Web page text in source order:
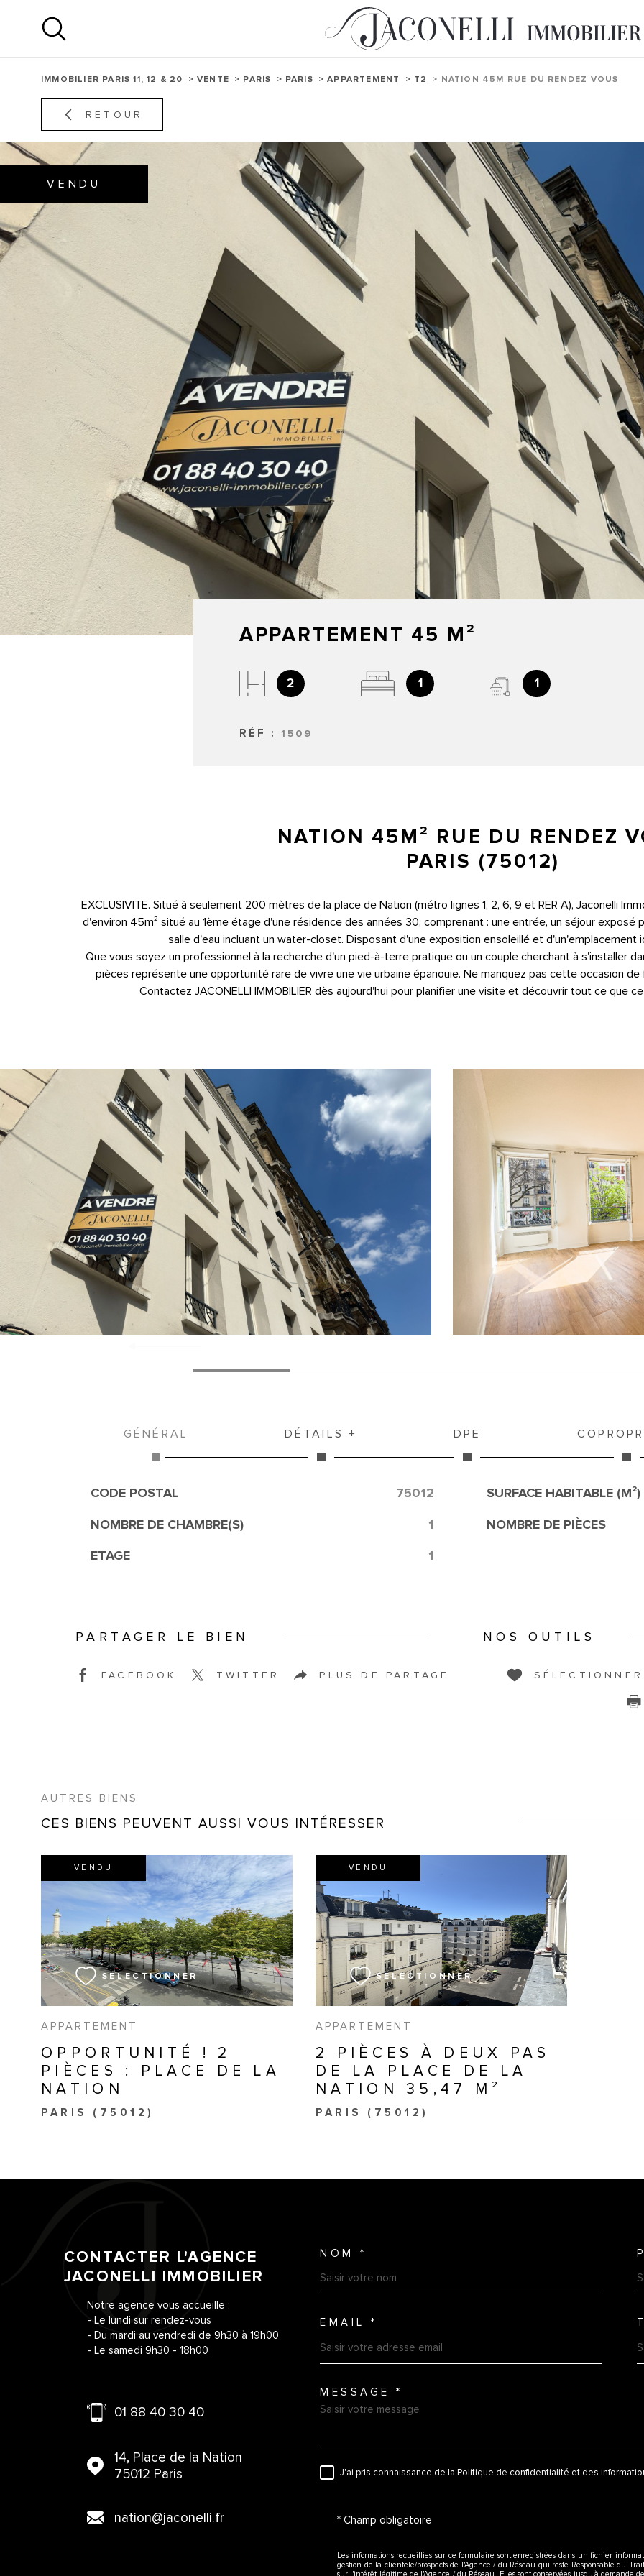
recherche
principal
IMMOBILIER PARIS 11, 12 & 20 VENTE PARIS PARIS APPARTEMENT T2 NATION 45M RUE DU RENDEZ VOUS
RETOUR
VENDU
RÉF : 1509
APPARTEMENT 45 M²
2 1 1
NATION 45M² RUE DU RENDEZ
PARIS (75012)
EXCLUSIVITE. Situé à seulement 200 mètres de la place de Nation (métro lignes 1, 2, 6, 9 et RER A), Jaconelli
d'environ 45m² situé au 1ème étage d'une résidence des années 30, comprenant : une entrée, un séjour exposé
salle d'eau incluant un water-closet. Disposant d'une exposition ensoleillé et d'un'emplacement
Que vous soyez un professionnel à la recherche d'un pied-à-terre pratique ou un couple cherchant à s'installer
pièces représente une opportunité rare de vivre une vie urbaine épanouie. Ne manquez pas cette occasion
Contactez JACONELLI IMMOBILIER dès aujourd'hui pour planifier une visite et découvrir tout ce que
GÉNÉRAL DÉTAILS + DPE
Caractérisque Valeurs
CODE POSTAL 75012 SURFACE HABITABLE (M²)
NOMBRE DE CHAMBRE(S)
1 NOMBRE DE PIÈCES
ETAGE
1
PARTAGER LE BIEN
FACEBOOK TWITTER PLUS DE PARTAGE
NOS OUTILS
SÉLECTIONNER
AUTRES BIENS
CES BIENS PEUVENT AUSSI VOUS INTÉRESSER
APPARTEMENT
OPPORTUNITÉ ! 2
PIÈCES : PLACE DE LA
NATION
PARIS (75012)
VENDU
SÉLECTIONNER
VOIR LE BIEN
APPARTEMENT
2 PIÈCES À DEUX PAS
DE LA PLACE DE LA
NATION 35,47 M²
PARIS (75012)
VENDU
SÉLECTIONNER
VOIR LE BIEN
CONTACTER L'AGENCE
JACONELLI IMMOBILIER
Notre agence vous accueille :
- Le lundi sur rendez-vous
- Du mardi au vendredi de 9h30 à 19h00
- Le samedi 9h30 - 18h00
01 88 40 30 40
14, Place de la Nation
75012 Paris
nation@jaconelli.fr
NOM *
EMAIL *
MESSAGE *
RÈGLEMENTATION
J'ai pris connaissance de la Politique de confidentialité et des
* Champ obligatoire
Les informations recueillies sur ce formulaire sont enregistrées dans un fichier
gestion de la clientèle/prospects de l'Agence / du Réseau qui reste Responsable du